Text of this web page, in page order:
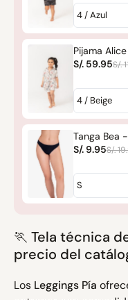
Pijama
S/. 59.95S/.
Tanga Bea
S/. 9.95S/.
🏃 Tela técnica
precio del
Los Leggings Pía